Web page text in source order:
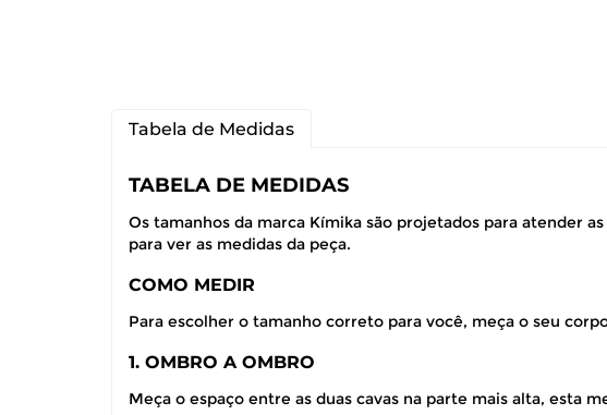
Tabela de Medidas
TABELA DE MEDIDAS
Os tamanhos da marca Kímika são projetados para atender
para ver as medidas da peça.
COMO MEDIR
Para escolher o tamanho correto para você, meça o seu
1. OMBRO A OMBRO
Meça o espaço entre as duas cavas na parte mais alta, esta